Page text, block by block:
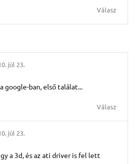
Válasz
júl 23.
google-ban, első találat...
Válasz
júl 23.
a 3d, és az ati driver is fel lett